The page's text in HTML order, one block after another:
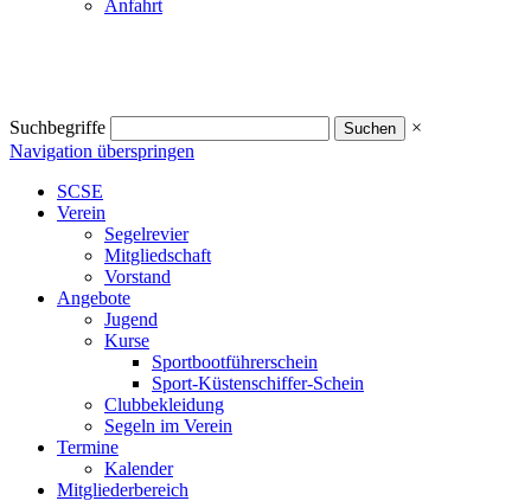
Anfahrt
Suchbegriffe
×
Navigation überspringen
SCSE
Verein
Segelrevier
Mitgliedschaft
Vorstand
Angebote
Jugend
Kurse
Sportbootführerschein
Sport-Küstenschiffer-Schein
Clubbekleidung
Segeln im Verein
Termine
Kalender
Mitgliederbereich